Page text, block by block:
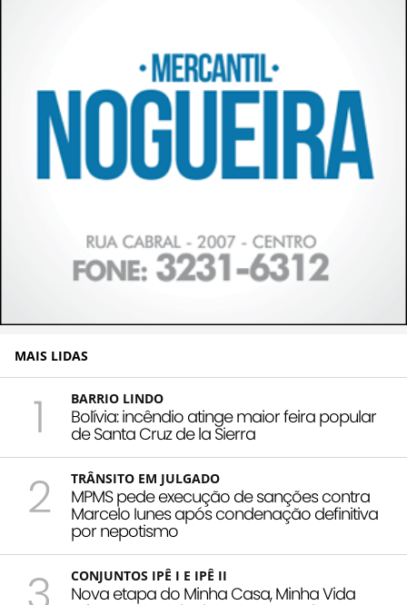
MAIS LIDAS
1 BARRIO LINDO
Bolívia: incêndio atinge maior feira popular
de Santa Cruz de la Sierra
2 TRÂNSITO EM JULGADO
MPMS pede execução de sanções contra
Marcelo Iunes após condenação definitiva
por nepotismo
CONJUNTOS IPÊ I E IPÊ II
Nova etapa do Minha Casa, Minha Vida